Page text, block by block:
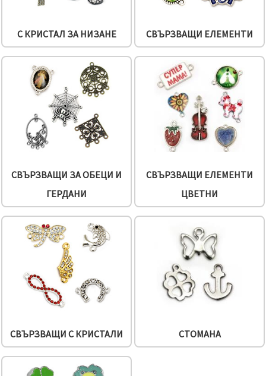
С КРИСТАЛ ЗА НИЗАНЕ СВЪРЗВАЩИ ЕЛЕМЕНТИ
СВЪРЗВАЩИ ЗА ОБЕЦИ И
ГЕРДАНИ
СВЪРЗВАЩИ ЕЛЕМЕНТИ
ЦВЕТНИ
СВЪРЗВАЩИ С КРИСТАЛИ СТОМАНА